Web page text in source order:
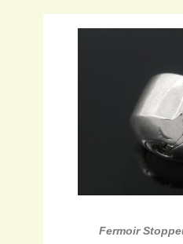
Fermoir